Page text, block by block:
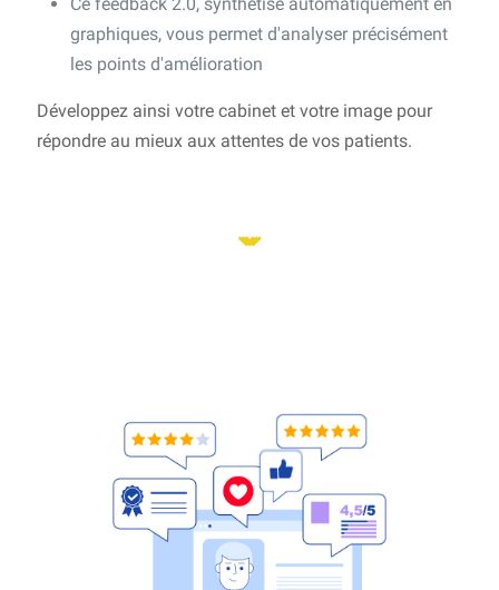
graphiques, vous permet d'analyser précisément
les points d'amélioration
Développez ainsi votre cabinet et votre image pour
répondre au mieux aux attentes de vos patients.